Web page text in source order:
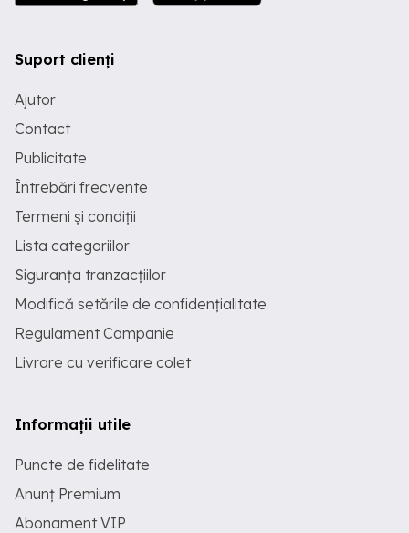
Suport clienți
Ajutor
Contact
Publicitate
Întrebări frecvente
Termeni și condiții
Lista categoriilor
Siguranța tranzacțiilor
Modifică setările de confidențialitate
Regulament Campanie
Livrare cu verificare colet
Informații utile
Puncte de fidelitate
Anunț Premium
Abonament VIP